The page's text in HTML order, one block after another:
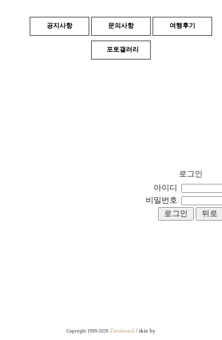
공지사항 문의사항 여행후기
포토갤러리
로그인
아이디
비밀번호
Copyright 1999-2026 Zeroboard / skin by